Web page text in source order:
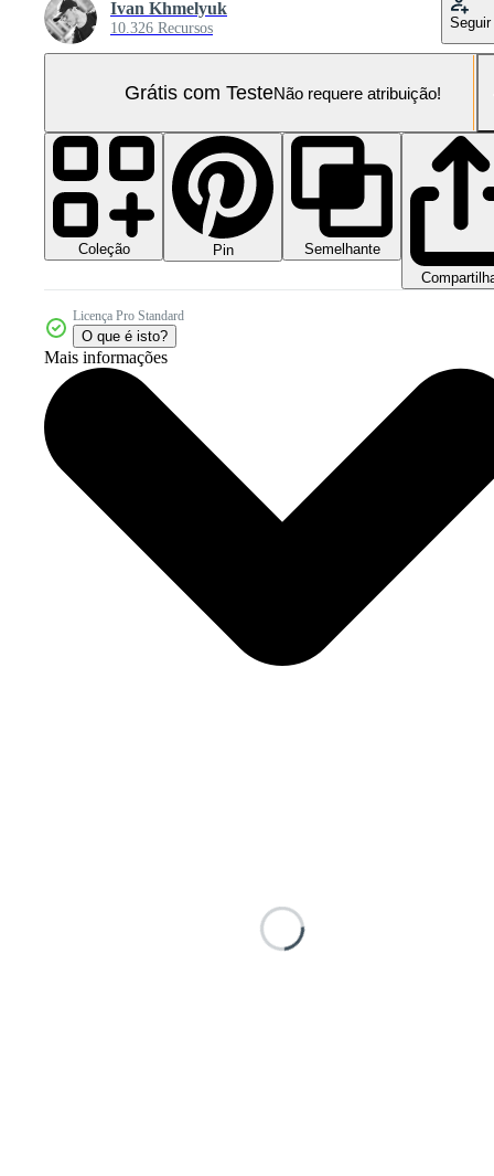
Ivan Khmelyuk
10.326 Recursos Seguir
Grátis com TesteNão requere atribuição!
Coleção Pin
Semelhante
Licença Pro Standard
O que é isto?
Mais informações